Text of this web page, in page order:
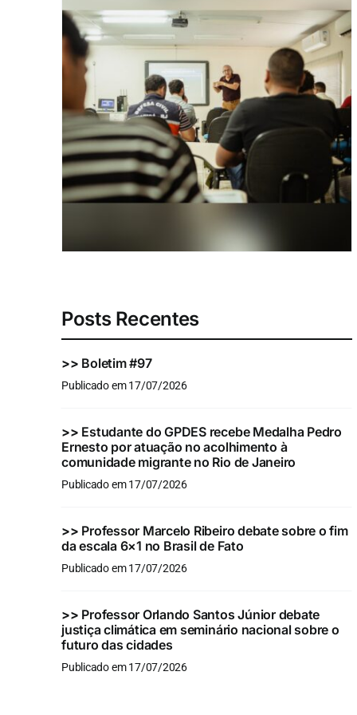
Posts Recentes
>> Boletim #97
Publicado em 17/07/2026
>> Estudante do GPDES recebe Medalha Pedro
Ernesto por atuação no acolhimento à
comunidade migrante no Rio de Janeiro
Publicado em 17/07/2026
>> Professor Marcelo Ribeiro debate sobre o fim
da escala 6×1 no Brasil de Fato
Publicado em 17/07/2026
>> Professor Orlando Santos Júnior debate
justiça climática em seminário nacional sobre o
futuro das cidades
Publicado em 17/07/2026